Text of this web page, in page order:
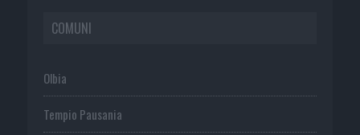
COMUNI
Olbia
Tempio Pausania